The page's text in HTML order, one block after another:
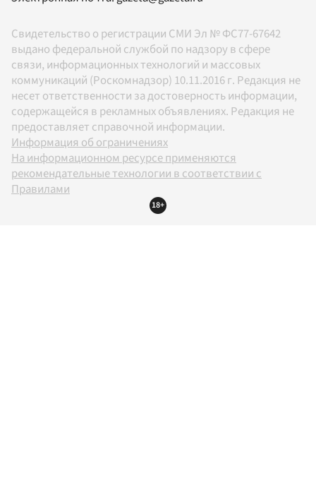
Свидетельство о регистрации СМИ Эл № ФС77-67642
выдано федеральной службой по надзору в сфере
связи, информационных технологий и массовых
коммуникаций (Роскомнадзор) 10.11.2016 г. Редакция не
несет ответственности за достоверность информации,
содержащейся в рекламных объявлениях. Редакция не
предоставляет справочной информации.
Информация об ограничениях
На информационном ресурсе применяются
рекомендательные технологии в соответствии с
Правилами
18+